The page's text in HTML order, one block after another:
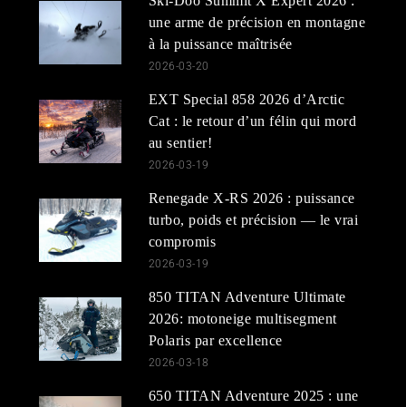
une arme de précision en montagne
à la puissance maîtrisée
2026-03-20
EXT Special 858 2026 d’Arctic
Cat : le retour d’un félin qui mord
au sentier!
2026-03-19
Renegade X-RS 2026 : puissance
turbo, poids et précision — le vrai
compromis
2026-03-19
850 TITAN Adventure Ultimate
2026: motoneige multisegment
Polaris par excellence
2026-03-18
650 TITAN Adventure 2025 : une